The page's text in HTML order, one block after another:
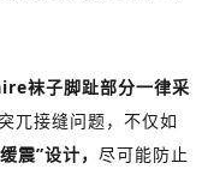
袜子脚趾部分一律采
兀接缝问题，不仅如
震”设计， 尽可能防止